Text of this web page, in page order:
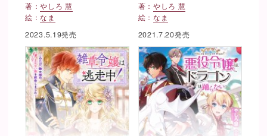
著：やしろ 慧
絵：なま
2023.5.19発売
著： やしろ 慧
絵： なま
2021.7.20発売